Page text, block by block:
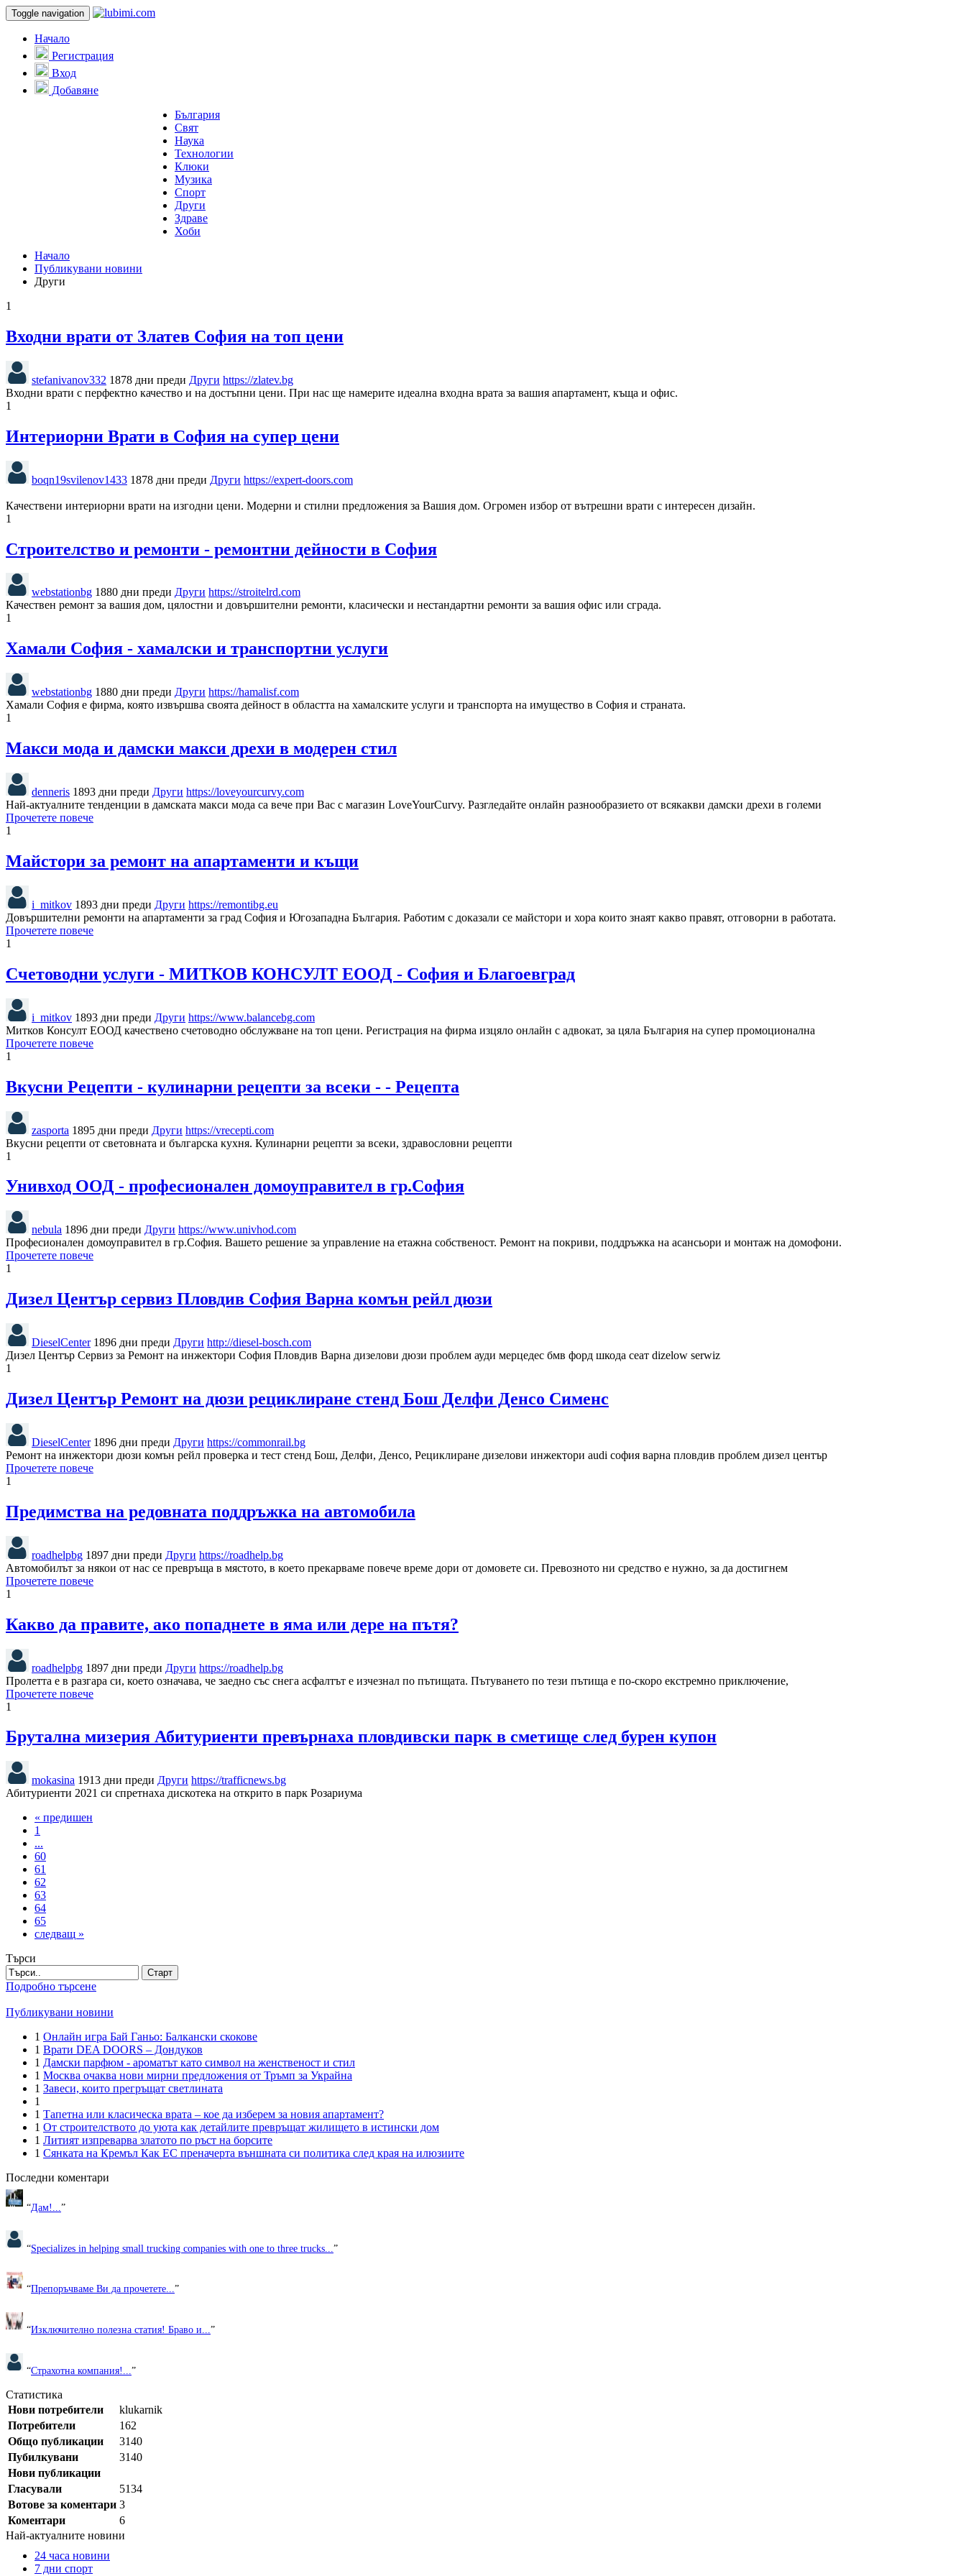
Toggle navigation
Начало
Регистрация
Вход
Добавяне
България
Свят
Наука
Технологии
Клюки
Музика
Спорт
Други
Здраве
Хоби
Начало
Публикувани новини
Други
1
Входни врати от Златев София на топ цени
stefanivanov332 1878 дни преди Други https://zlatev.bg
Входни врати с перфектно качество и на достъпни цени. При нас ще намерите идеална входна врата за вашия апартамент, къща и офис.
1
Интериорни Врати в София на супер цени
boqn19svilenov1433 1878 дни преди Други https://expert-doors.com
Качествени интериорни врати на изгодни цени. Модерни и стилни предложения за Вашия дом. Огромен избор от вътрешни врати с интересен дизайн.
1
Строителство и ремонти - ремонтни дейности в София
webstationbg 1880 дни преди Други https://stroitelrd.com
Качествен ремонт за вашия дом, цялостни и довършителни ремонти, класически и нестандартни ремонти за вашия офис или сграда.
1
Хамали София - хамалски и транспортни услуги
webstationbg 1880 дни преди Други https://hamalisf.com
Хамали София е фирма, която извършва своята дейност в областта на хамалските услуги и транспорта на имущество в София и страната.
1
Макси мода и дамски макси дрехи в модерен стил
denneris 1893 дни преди Други https://loveyourcurvy.com
Най-актуалните тенденции в дамската макси мода са вече при Вас с магазин LoveYourCurvy. Разгледайте онлайн разнообразието от всякакви дамски дрехи в големи
Прочетете повече
1
Майстори за ремонт на апартаменти и къщи
i_mitkov 1893 дни преди Други https://remontibg.eu
Довършителни ремонти на апартаменти за град София и Югозападна България. Работим с доказали се майстори и хора които знаят какво правят, отговорни в работата.
Прочетете повече
1
Счетоводни услуги - МИТКОВ КОНСУЛТ ЕООД - София и Благоевград
i_mitkov 1893 дни преди Други https://www.balancebg.com
Митков Консулт ЕООД качествено счетоводно обслужване на топ цени. Регистрация на фирма изцяло онлайн с адвокат, за цяла България на супер промоционална
Прочетете повече
1
Вкусни Рецепти - кулинарни рецепти за всеки - - Рецепта
zasporta 1895 дни преди Други https://vrecepti.com
Вкусни рецепти от световната и българска кухня. Кулинарни рецепти за всеки, здравословни рецепти
1
Унивход ООД - професионален домоуправител в гр.София
nebula 1896 дни преди Други https://www.univhod.com
Професионален домоуправител в гр.София. Вашето решение за управление на етажна собственост. Ремонт на покриви, поддръжка на асансьори и монтаж на домофони.
Прочетете повече
1
Дизел Център сервиз Пловдив София Варна комън рейл дюзи
DieselCenter 1896 дни преди Други http://diesel-bosch.com
Дизел Център Сервиз за Ремонт на инжектори София Пловдив Варна дизелови дюзи проблем ауди мерцедес бмв форд шкода сеат dizelow serwiz
1
Дизел Център Ремонт на дюзи рециклиране стенд Бош Делфи Денсо Сименс
DieselCenter 1896 дни преди Други https://commonrail.bg
Ремонт на инжектори дюзи комън рейл проверка и тест стенд Бош, Делфи, Денсо, Рециклиране дизелови инжектори audi софия варна пловдив проблем дизел център
Прочетете повече
1
Предимства на редовната поддръжка на автомобила
roadhelpbg 1897 дни преди Други https://roadhelp.bg
Автомобилът за някои от нас се превръща в мястото, в което прекарваме повече време дори от домовете си. Превозното ни средство е нужно, за да достигнем
Прочетете повече
1
Какво да правите, ако попаднете в яма или дере на пътя?
roadhelpbg 1897 дни преди Други https://roadhelp.bg
Пролетта е в разгара си, което означава, че заедно със снега асфалтът е изчезнал по пътищата. Пътуването по тези пътища е по-скоро екстремно приключение,
Прочетете повече
1
Брутална мизерия Абитуриенти превърнаха пловдивски парк в сметище след бурен купон
mokasina 1913 дни преди Други https://trafficnews.bg
Абитуриенти 2021 си спретнаха дискотека на открито в парк Розариума
« предишен
1
...
60
61
62
63
64
65
следващ »
Търси
Старт
Подробно търсене
Публикувани новини
1 Онлайн игра Бай Ганьо: Балкански скокове
1 Врати DEA DOORS – Дондуков
1 Дамски парфюм - ароматът като символ на женственост и стил
1 Москва очаква нови мирни предложения от Тръмп за Украйна
1 Завеси, които прегръщат светлината
1
1 Тапетна или класическа врата – кое да изберем за новия апартамент?
1 От строителството до уюта как детайлите превръщат жилището в истински дом
1 Литият изпреварва златото по ръст на борсите
1 Сянката на Кремъл Как ЕС преначерта външната си политика след края на илюзиите
Последни коментари
“Дам!... ”
“Specializes in helping small trucking companies with one to three trucks... ”
“Препоръчваме Ви да прочетете...”
“Изключително полезна статия! Браво и... ”
“Страхотна компания!... ”
Статистика
Нови потребители
klukarnik
Потребители
162
Общо публикации
3140
Пубилкувани
3140
Нови публикации
Гласували
5134
Вотове за коментари 3
Коментари
6
Най-актуалните новини
24 часа новини
7 дни спорт